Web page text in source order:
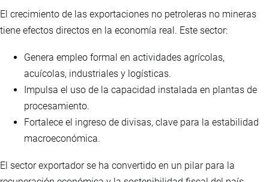
El crecimiento de las exportaciones no petroleras no mineras
tiene efectos directos en la economía real. Este sector:
Genera empleo formal en actividades agrícolas,
acuícolas, industriales y logísticas.
Impulsa el uso de la capacidad instalada en plantas de
procesamiento.
Fortalece el ingreso de divisas, clave para la estabilidad
macroeconómica.
El sector exportador se ha convertido en un pilar para la